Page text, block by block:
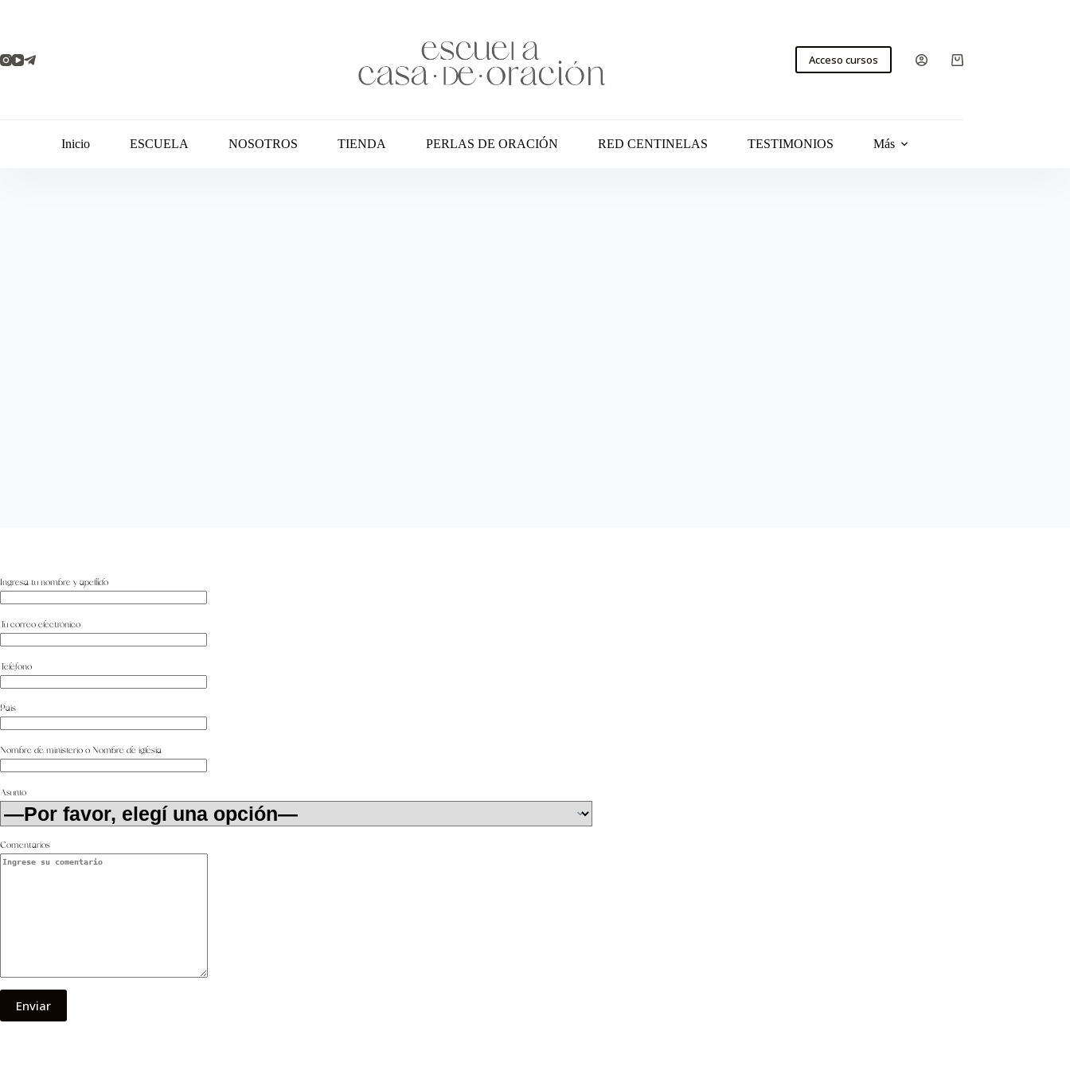
Acceso cursos
Inicio ESCUELA NOSOTROS TIENDA PERLAS DE ORACIÓN RED CENTINELAS TESTIMONIOS Más
Ingresa tu nombre y apellido
Tu correo electrónico
Teléfono
País
Nombre de ministerio o Nombre de iglesia
Asunto
Comentarios